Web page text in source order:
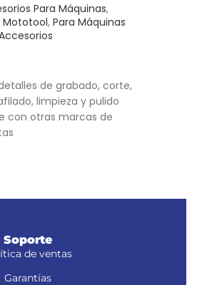
Para Máquinas,
Mototool, Para Máquinas
de grabado, corte,
limpieza y pulido
con otras marcas de
Soporte
de ventas
Garantías